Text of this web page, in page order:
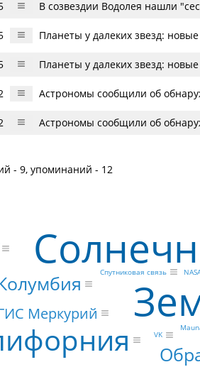
В созвездии Водолея нашли
Планеты у далеких звезд:
Планеты у далеких звезд:
Астрономы сообщили об
Астрономы сообщили об
- 9, упоминаний - 12
Меркурий
VK
Спутниковая связь